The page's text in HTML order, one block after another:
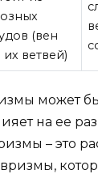
(вен
их ветвей)
может
на ее
– это